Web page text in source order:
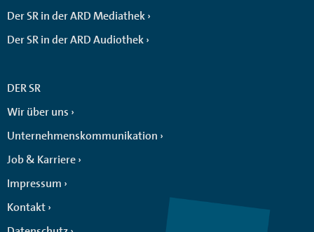
Der SR in der ARD Mediathek
Der SR in der ARD Audiothek
DER SR
Wir über uns
Unternehmenskommunikation
Job & Karriere
Impressum
Kontakt